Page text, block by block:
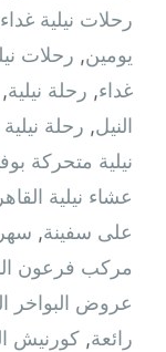
رحلات نيلية غداء
يومين, رحلات
غداء, رحلة نيلية,
النيل, رحلة
نيلية متحركة
عشاء نيلية
على سفينة,
مركب فرعون
عروض البواخر
رائعة, كورنيش